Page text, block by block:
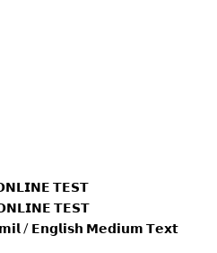
𝗧𝗘𝗦𝗧
𝗧𝗘𝗦𝗧
/ 𝗘𝗻𝗴𝗹𝗶𝘀𝗵 𝗠𝗲𝗱𝗶𝘂𝗺 𝗧𝗲𝘅𝘁